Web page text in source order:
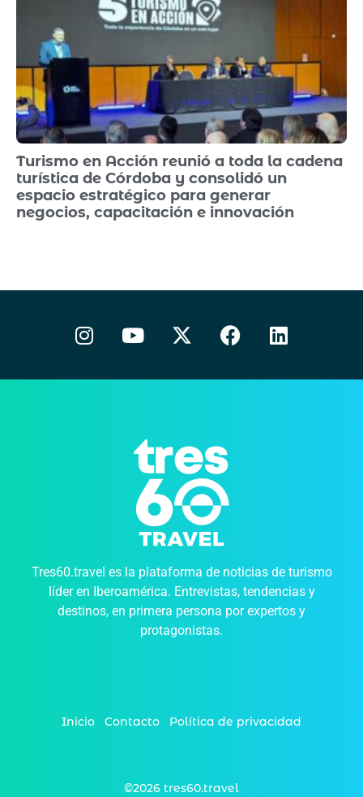
Turismo en Acción reunió a toda la cadena
turística de Córdoba y consolidó un
espacio estratégico para generar
negocios, capacitación e innovación
Tres60.travel es la plataforma de noticias de turismo
líder en Iberoamérica. Entrevistas, tendencias y
destinos, en primera persona por expertos y
protagonistas.
Inicio Contacto Política de privacidad
©2026 tres60.travel